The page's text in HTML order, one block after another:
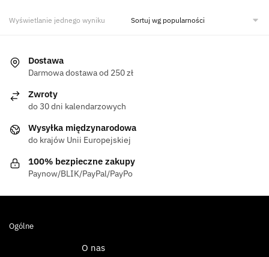
Wyświetlanie jednego wyniku
Dostawa
Darmowa dostawa od 250 zł
Zwroty
do 30 dni kalendarzowych
Wysyłka międzynarodowa
do krajów Unii Europejskiej
100% bezpieczne zakupy
Paynow/BLIK/PayPal/PayPo
Ogólne
O nas